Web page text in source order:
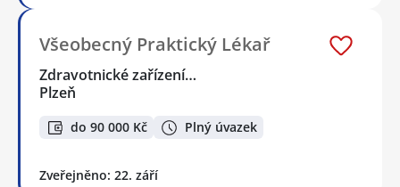
Všeobecný Praktický Lékař
Zdravotnické zařízení…
Plzeň
do 90 000 Kč Plný úvazek
Zveřejněno: 22. září